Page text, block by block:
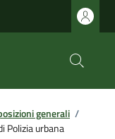
generali /
Polizia urbana